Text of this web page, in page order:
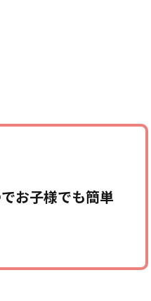
お子様でも簡単